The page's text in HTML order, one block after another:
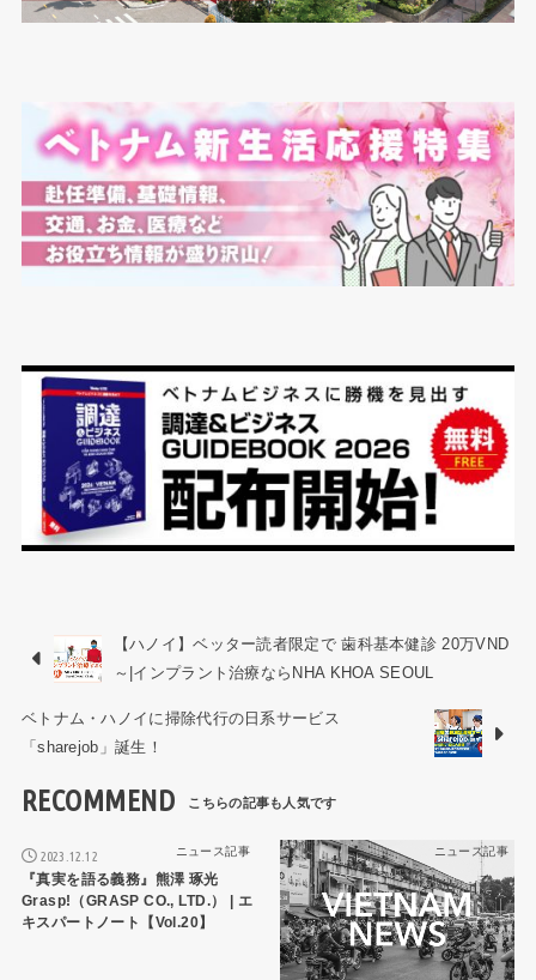
【ハノイ】ベッター読者限定で 歯科基本健診 20万VND
～|インプラント治療ならNHA KHOA SEOUL
ベトナム・ハノイに掃除代行の日系サービス
「sharejob」誕生！
RECOMMEND
ニュース記事
2023.12.12
『真実を語る義務』熊澤 琢光
Grasp!（GRASP CO., LTD.） | エ
キスパートノート【Vol.20】
ニュース記事